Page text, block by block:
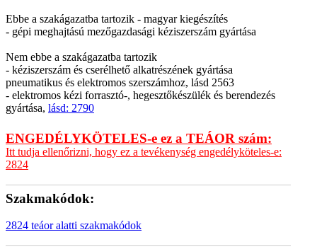
Ebbe a szakágazatba tartozik - magyar kiegészítés
- gépi meghajtású mezőgazdasági kéziszerszám gyártása
Nem ebbe a szakágazatba tartozik
- kéziszerszám és cserélhető alkatrészének gyártása
pneumatikus és elektromos szerszámhoz, lásd 2563
- elektromos kézi forrasztó-, hegesztőkészülék és berendezés
gyártása, lásd: 2790
ENGEDÉLYKÖTELES-e ez a TEÁOR szám:
Itt tudja ellenőrizni, hogy ez a tevékenység engedélyköteles-e:
2824
Szakmakódok:
2824 teáor alatti szakmakódok